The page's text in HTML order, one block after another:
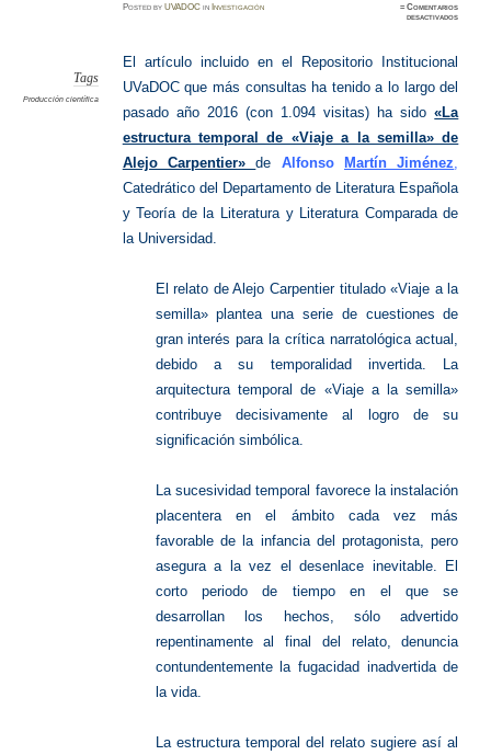
PostedbyUVADOC in Investigación ≈Comentarios
desactivadosen
Tags
Producción científica
El artículo incluido en el Repositorio Institucional
UVaDOC que más consultas ha tenido a lo largo del
pasado año 2016 (con 1.094 visitas) ha sido«La
estructura temporal de «Viaje a la semilla» de
Alejo Carpentier»de Alfonso Martín Jiménez,
Catedrático del Departamento de Literatura Española
y Teoría de la Literatura y Literatura Comparada de
la Universidad.
El relato de Alejo Carpentier titulado «Viaje a la
semilla» plantea una serie de cuestiones de
gran interés para la crítica narratológica actual,
debido a su temporalidad invertida. La
arquitectura temporal de «Viaje a la semilla»
contribuye decisivamente al logro de su
significación simbólica.
La sucesividad temporal favorece la instalación
placentera en el ámbito cada vez más
favorable de la infancia del protagonista, pero
asegura a la vez el desenlace inevitable. El
corto periodo de tiempo en el que se
desarrollan los hechos, sólo advertido
repentinamente al final del relato, denuncia
contundentemente la fugacidad inadvertida de
la vida.
La estructura temporal del relato sugiere así al